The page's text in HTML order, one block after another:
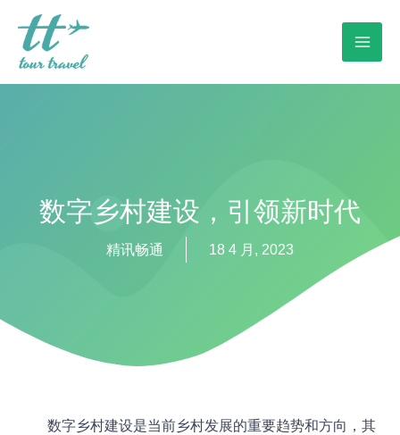
数字乡村建设，引领新时代
精讯畅通 18 4 月, 2023
数字乡村建设是当前乡村发展的重要趋势和方向，其